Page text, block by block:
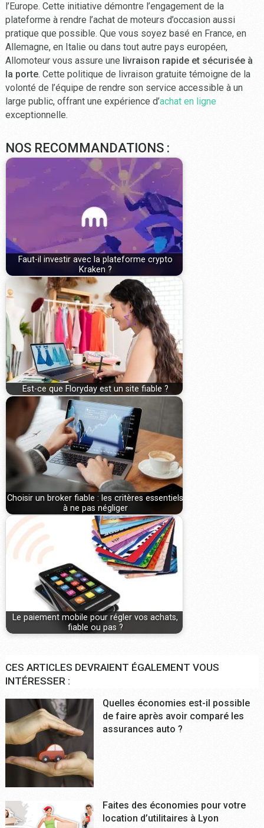
l’Europe. Cette initiative démontre l’engagement de la
plateforme à rendre l’achat de moteurs d’occasion aussi
pratique que possible. Que vous soyez basé en France, en
Allemagne, en Italie ou dans tout autre pays européen,
Allomoteur vous assure unelivraison rapide et sécurisée à
la porte. Cette politique de livraison gratuite témoigne de la
volonté de l’équipe de rendre son service accessible à un
large public, offrant une expérience d’achat en ligne
exceptionnelle.
NOS RECOMMANDATIONS :
Faut-il investir avec la plateforme crypto
Kraken ?
Est-ce que Floryday est un site fiable ?
Choisir un broker fiable : les critères essentiels
à ne pas négliger
Le paiement mobile pour régler vos achats,
fiable ou pas ?
CES ARTICLES DEVRAIENT ÉGALEMENT VOUS
INTÉRESSER :
Quelles économies est-il possible
de faire après avoir comparé les
assurances auto ?
Faites des économies pour votre
location d’utilitaires à Lyon